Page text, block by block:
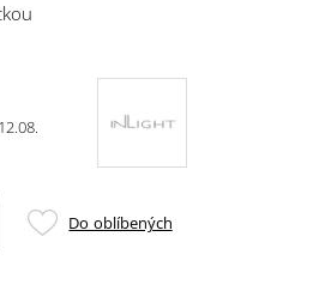
Přidat
Do oblíbených